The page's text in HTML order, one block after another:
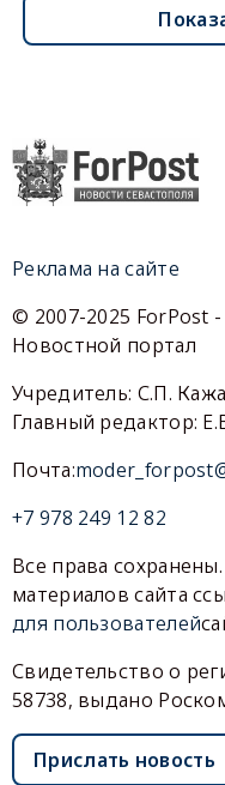
Реклама на сайте
© 2007-2025 ForPost
Новостной портал
Учредитель: С.П.
Главный редактор:
Почта:
+7 978 249 12 82
Все права
материалов сайта
для пользователей
Свидетельство о
58738, выдано
Прислать новость